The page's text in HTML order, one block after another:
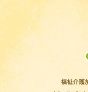
福祉介護